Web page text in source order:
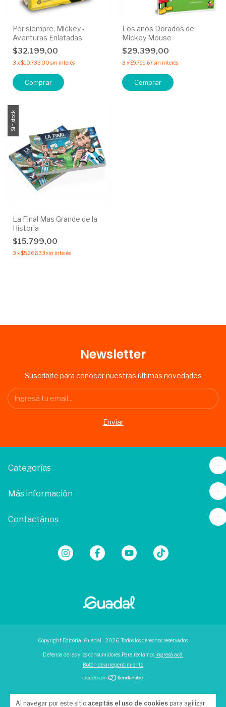
Al navegar por este sitio aceptás el uso de cookies para agilizar
Por siempre, Mickey -
Aventuras Enlatadas
$32.199,00
3 x$10.733,00 sin interés
Los años Dorados de
Mickey Mouse
$29.399,00
3 x$9.799,67sin interés
Comprar
Sin stock
La Final Mas Grande de la
Historia
$15.799,00
3 x$5.266,33 sin interés
Newsletter
Suscribite para conocer nuestras últimas novedades
Categorías
Más información
Contactános
Copyright Editorial Guadal - 2026. Todos los derechos reservados.
Defensa de las y los consumidores. Para reclamos ingresá acá.
Botón de arrepentimiento